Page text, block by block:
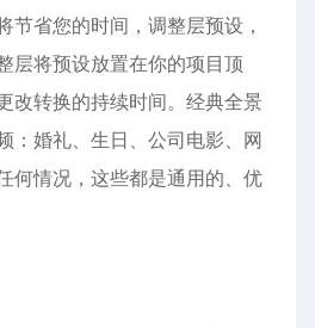
节省您的时间，调整层预设，
层将预设放置在你的项目顶
改转换的持续时间。经典全景
：婚礼、生日、公司电影、网
何情况，这些都是通用的、优